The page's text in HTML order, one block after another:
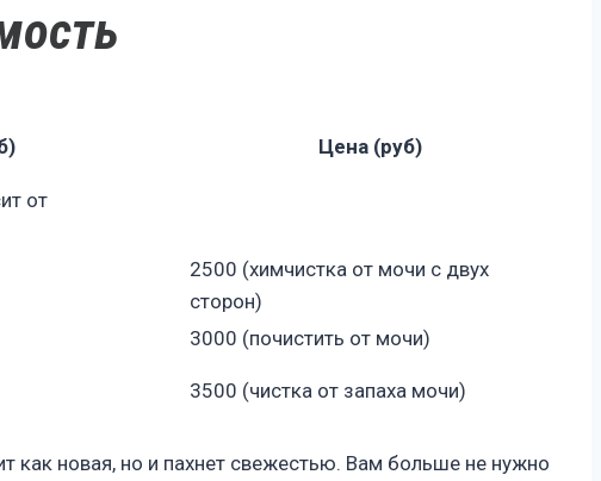
Цена (руб)
от
2500 (химчистка от мочи с двух
сторон)
3000 (почистить от мочи)
3500 (чистка от запаха мочи)
как новая, но и пахнет свежестью. Вам больше не нужно